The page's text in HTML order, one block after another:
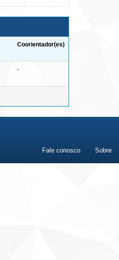
Coorientador(es)
-
Fale conosco Sobre